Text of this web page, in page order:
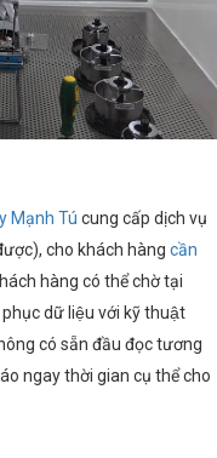
Mạnh Tú cung cấp dịch vụ
cho khách hàng cần
hàng có thể chờ tại
dữ liệu với kỹ thuật
có sẵn đầu đọc tương
ngay thời gian cụ thể cho